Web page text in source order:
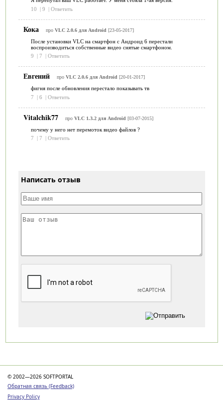
10
| 9 | Ответить
Кока про VLC 2.0.6 для Android [23-05-2017]
После установки VLC на смартфон с Андроид 6 перестали
воспроизводиться собственные видео снятые смартфоном.
9
| 7 | Ответить
Евгений про VLC 2.0.6 для Android [20-01-2017]
фигня после обновления перестало показывать тв
7
| 6 | Ответить
Vitalchik77 про VLC 1.3.2 для Android [03-07-2015]
почему у него нет перемоток видео файлов ?
7
| 7 | Ответить
Написать отзыв
© 2002—2026 SOFTPORTAL
Обратная связь (Feedback)
Privacy Policy